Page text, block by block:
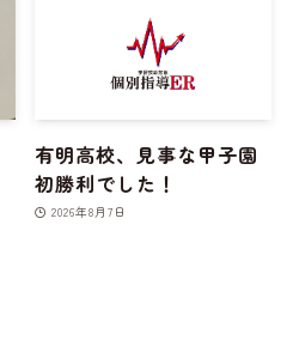
有明高校、見事な甲子園
初勝利でした！
2026年8月7日